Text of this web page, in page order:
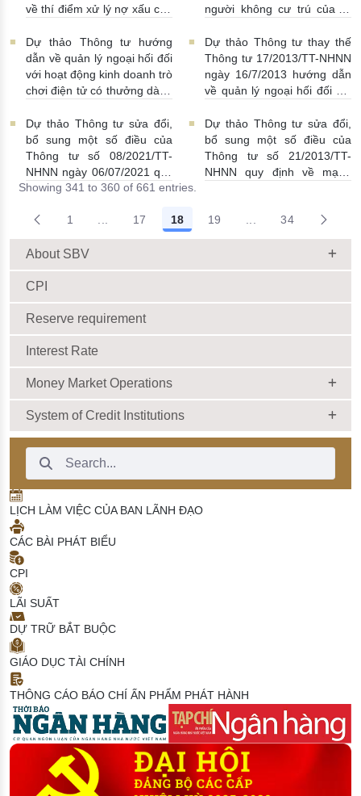
về thí điểm xử lý nợ xấu của
17:49:00
người không cư trú của tổ
23:43:00
Dự thảo Thông tư hướng
dẫn về quản lý ngoại hối đối
với hoạt động kinh doanh trò
chơi điện tử có thưởng dành
25/02/2022 | 22:42:00
Dự thảo Thông tư thay thế
Thông tư 17/2013/TT-NHNN
ngày 16/7/2013 hướng dẫn
về quản lý ngoại hối đối với
quốc tế của doanh nghiệp
không được Chính phủ bảo
lãnh 09/02/2022 | 20:49:00
Dự thảo Thông tư sửa đổi,
bổ sung một số điều của
Thông tư số 08/2021/TT-
NHNN ngày 06/07/2021 quy
định về cho vay đặc biệt đối
đặc biệt
23/12/2021 |
17:08:00
Dự thảo Thông tư sửa đổi,
bổ sung một số điều của
Thông tư số 21/2013/TT-
NHNN quy định về mạng
Showing 341 to 360 of 661 entries.
1 Intermediate Pages Use TAB to navigate.
17 18 19 Intermediate Pages
34
About SBV
CPI
Reserve requirement
Interest Rate
Money Market Operations
System of Credit Institutions
Search Bar
LỊCH LÀM VIỆC CỦA BAN LÃNH ĐẠO
CÁC BÀI PHÁT BIỂU
CPI
LÃI SUẤT
DỰ TRỮ BẮT BUỘC
GIÁO DỤC TÀI CHÍNH
THÔNG CÁO BÁO CHÍ ẤN PHẨM PHÁT HÀNH